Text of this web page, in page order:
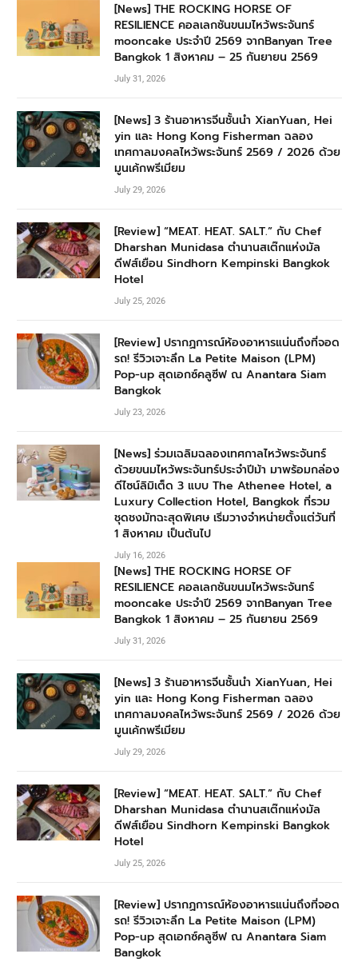
[News] THE ROCKING HORSE OF
RESILIENCE คอลเลกชันขนมไหว้พระจันทร์
mooncake ประจำปี 2569 จากBanyan Tree
Bangkok 1 สิงหาคม – 25 กันยายน 2569
July 31, 2026
[News] 3 ร้านอาหารจีนชั้นนำ XianYuan, Hei
yin และ Hong Kong Fisherman ฉลอง
เทศกาลมงคลไหว้พระจันทร์ 2569 / 2026 ด้วย
มูนเค้กพรีเมียม
July 29, 2026
[Review] “MEAT. HEAT. SALT.” กับ Chef
Dharshan Munidasa ตำนานสเต๊กแห่งมัล
ดีฟส์เยือน Sindhorn Kempinski Bangkok
Hotel
July 25, 2026
[Review] ปรากฏการณ์ห้องอาหารแน่นถึงที่จอด
รถ! รีวิวเจาะลึก La Petite Maison (LPM)
Pop-up สุดเอกซ์คลูซีฟ ณ Anantara Siam
Bangkok
July 23, 2026
[News] ร่วมเฉลิมฉลองเทศกาลไหว้พระจันทร์
ด้วยขนมไหว้พระจันทร์ประจำปีม้า มาพร้อมกล่อง
ดีไซน์ลิมิเต็ด 3 แบบ The Athenee Hotel, a
Luxury Collection Hotel, Bangkok ที่รวม
ชุดชงมัทฉะสุดพิเศษ เริ่มวางจำหน่ายตั้งแต่วันที่
1 สิงหาคม เป็นต้นไป
July 16, 2026
[News] THE ROCKING HORSE OF
RESILIENCE คอลเลกชันขนมไหว้พระจันทร์
mooncake ประจำปี 2569 จากBanyan Tree
Bangkok 1 สิงหาคม – 25 กันยายน 2569
July 31, 2026
[News] 3 ร้านอาหารจีนชั้นนำ XianYuan, Hei
yin และ Hong Kong Fisherman ฉลอง
เทศกาลมงคลไหว้พระจันทร์ 2569 / 2026 ด้วย
มูนเค้กพรีเมียม
July 29, 2026
[Review] “MEAT. HEAT. SALT.” กับ Chef
Dharshan Munidasa ตำนานสเต๊กแห่งมัล
ดีฟส์เยือน Sindhorn Kempinski Bangkok
Hotel
July 25, 2026
[Review] ปรากฏการณ์ห้องอาหารแน่นถึงที่จอด
รถ! รีวิวเจาะลึก La Petite Maison (LPM)
Pop-up สุดเอกซ์คลูซีฟ ณ Anantara Siam
Bangkok